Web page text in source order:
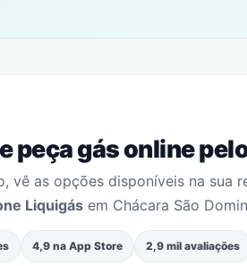
peça gás online
vê as opções disponíveis na
Liquigás em Chácara São
4,9 na App Store 2,9 mil avaliações